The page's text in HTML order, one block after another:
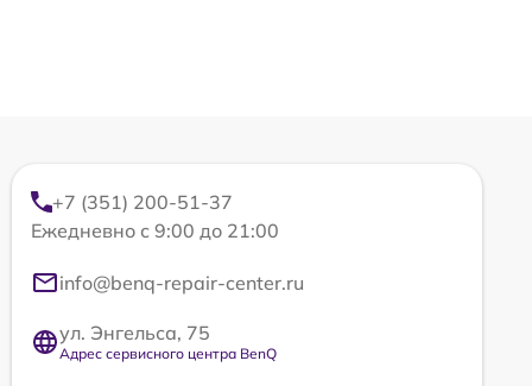
+7 (351) 200-51-37
Ежедневно с 9:00 до 21:00
info@benq-repair-center.ru
ул. Энгельса, 75
Адрес сервисного центра BenQ